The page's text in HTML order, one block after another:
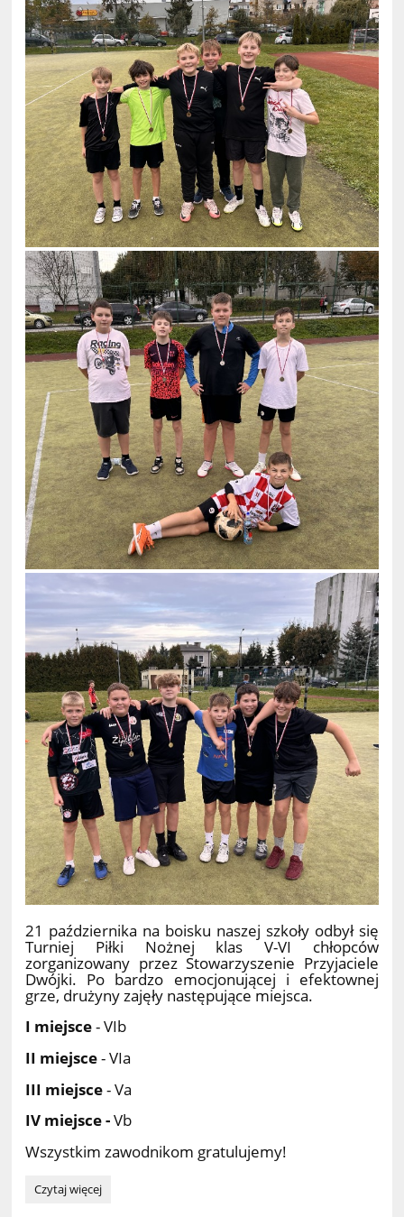
VIII:
21 października na boisku naszej szkoły odbył się
Turniej Piłki Nożnej klas V-VI chłopców
zorganizowany przez Stowarzyszenie Przyjaciele
Dwójki. Po bardzo emocjonującej i efektownej
grze, drużyny zajęły następujące miejsca.
I miejsce- VIb
II miejsce- VIa
III miejsce- Va
IV miejsce -Vb
Wszystkim zawodnikom gratulujemy!
SZKOLNY
Czytaj więcej